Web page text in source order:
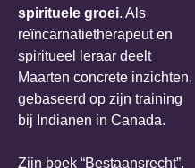
spirituele groei. Als
reïncarnatietherapeut en
spiritueel leraar deelt
Maarten concrete inzichten,
gebaseerd op zijn training
bij Indianen in Canada.
Zijn boek “Bestaansrecht”,